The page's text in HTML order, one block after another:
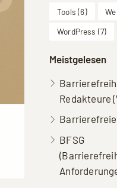
Tools (6)
WordPress (7)
Meistgelesen
Redakteure
BFSG